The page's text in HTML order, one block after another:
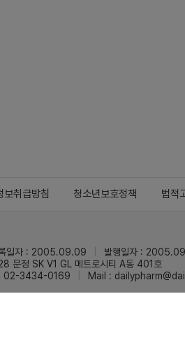
보취급방침 청소년보호정책 법적
일자 : 2005.09.09 발행일자 :
문정 SK V1 GL 메트로시티 A동 401호
02-3434-0169 Mail :